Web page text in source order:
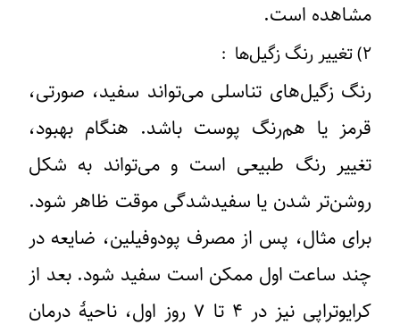
مشاهده است.
۲) تغییر رنگ زگیل‌ها :
رنگ زگیل‌های تناسلی می‌تواند سفید، صورتی،
قرمز یا هم‌رنگ پوست باشد. هنگام بهبود،
تغییر رنگ طبیعی است و می‌تواند به شکل
روشن‌تر شدن یا سفیدشدگی موقت ظاهر شود.
برای مثال، پس از مصرف پودوفیلین، ضایعه در
چند ساعت اول ممکن است سفید شود. بعد از
کرایوتراپی نیز در ۴ تا ۷ روز اول، ناحیهٔ درمان